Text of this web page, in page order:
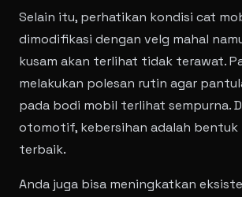
Selain itu, perhatikan kondisi cat
dimodifikasi dengan velg mahal
kusam akan terlihat tidak terawat.
melakukan polesan rutin agar
pada bodi mobil terlihat sempurna.
otomotif, kebersihan adalah bentuk
terbaik.
Anda juga bisa meningkatkan